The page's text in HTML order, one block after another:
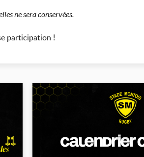
ne sera conservées.
participation !